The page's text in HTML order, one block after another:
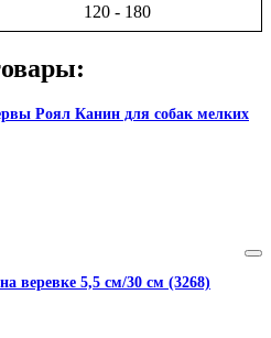
120 - 180
Роял Канин для собак мелких
веревке 5,5 см/30 см (3268)